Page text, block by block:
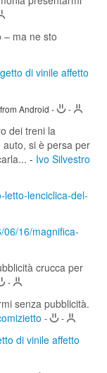
– ma ne sto
di vinile affetto
from Android - -
dei treni la
si è persa per
- Ivo Silvestro
letto-lenciclica-del-
06/16/magnifica-
crucca per
-
senza pubblicità.
- -
di vinile affetto